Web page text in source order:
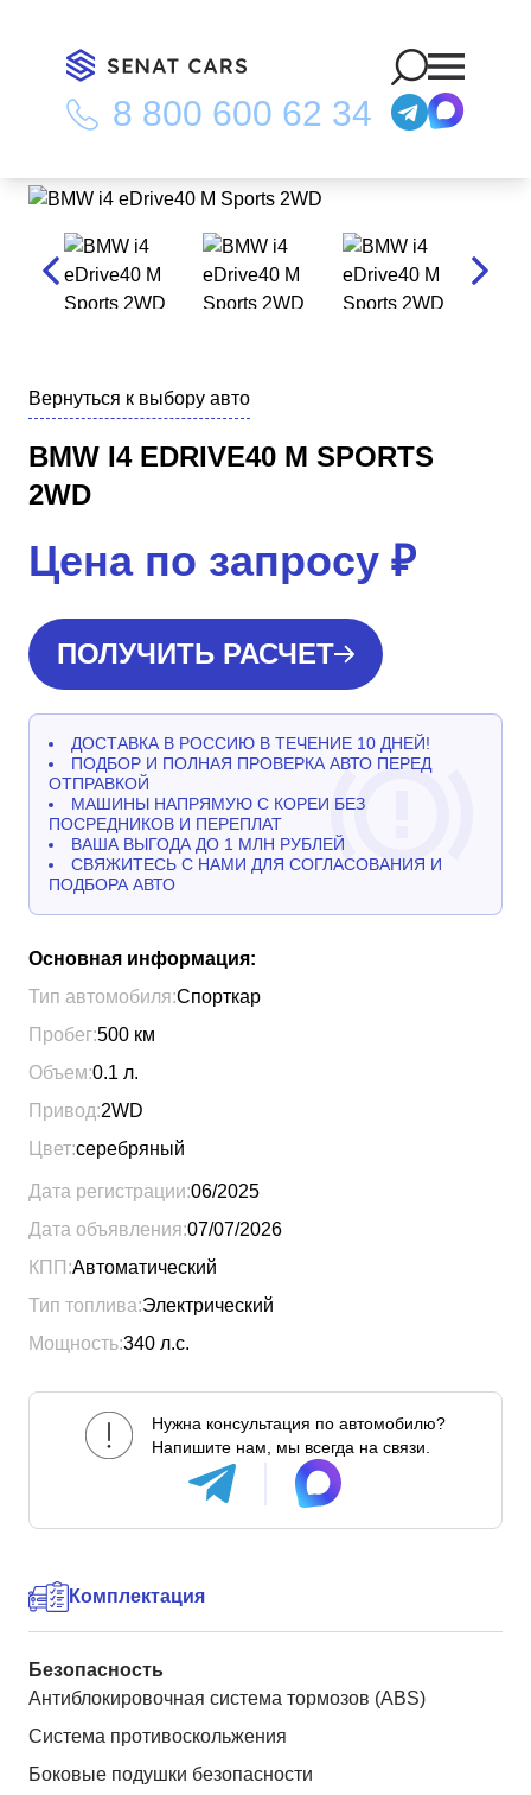
8 800 600 62 34
Главная Каталог/BMW i4 eDrive40 M Sports 2WD
Вернуться к выбору авто
BMW I4 EDRIVE40 M SPORTS
2WD
Цена по запросу ₽
ПОЛУЧИТЬ РАСЧЕТ
ДОСТАВКА В РОССИЮ В ТЕЧЕНИЕ 10 ДНЕЙ!
ПОДБОР И ПОЛНАЯ ПРОВЕРКА АВТО ПЕРЕД
ОТПРАВКОЙ
МАШИНЫ НАПРЯМУЮ С КОРЕИ БЕЗ
ПОСРЕДНИКОВ И ПЕРЕПЛАТ
ВАША ВЫГОДА ДО 1 МЛН РУБЛЕЙ
СВЯЖИТЕСЬ С НАМИ ДЛЯ СОГЛАСОВАНИЯ И
ПОДБОРА АВТО
Основная информация:
Тип автомобиля:Спорткар
Пробег:500 км
Объем:0.1 л.
Привод:2WD
Цвет:серебряный
Дата регистрации:06/2025
Дата объявления:07/07/2026
КПП:Автоматический
Тип топлива:Электрический
Мощность:340 л.с.
Нужна консультация по автомобилю?
Напишите нам, мы всегда на связи.
Комплектация
Безопасность
Антиблокировочная система тормозов (ABS)
Система противоскольжения
Боковые подушки безопасности